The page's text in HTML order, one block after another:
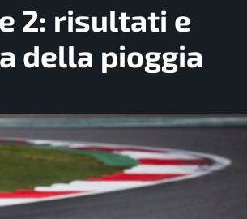
2: risultati e
della pioggia